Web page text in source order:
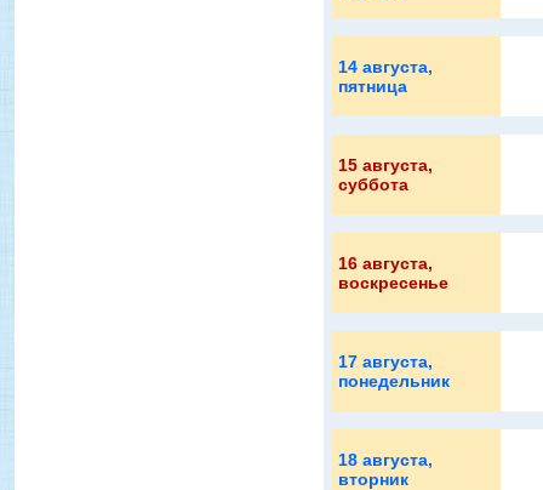
14 августа,
пятница
15 августа,
суббота
16 августа,
воскресенье
17 августа,
понедельник
18 августа,
вторник